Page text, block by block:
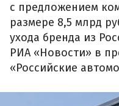
с предложением
размере 8,5 млрд
ухода бренда из
РИА «Новости» в
«Российские